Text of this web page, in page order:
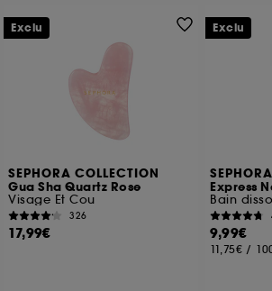
SEPHORA COLLECTION
Gua Sha Quartz Rose
Visage Et Cou
326
17,99€
Exclu
Express
Bain
9,99€
11,75€ /
Exclu